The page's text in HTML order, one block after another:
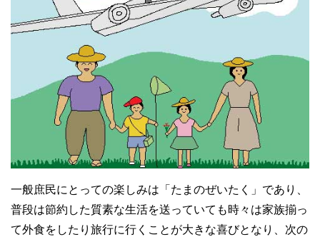
一般庶民にとっての楽しみは「たまのぜいたく」であり、
普段は節約した質素な生活を送っていても時々は家族揃っ
て外食をしたり旅行に行くことが大きな喜びとなり、次の